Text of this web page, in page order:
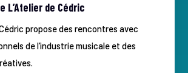
L’Atelier de Cédric
propose des rencontres avec
de l’industrie musicale et des